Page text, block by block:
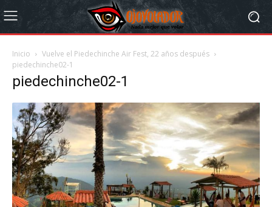
Inicio
Vuelve el Piedechinche Air Fest, 22 años después
piedechinche02-1
piedechinche02-1